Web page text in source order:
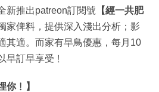
新推出patreon訂閱號 【經一共肥
家俾料，提供深入淺出分析；影
其適。而家有早鳥優惠，每月10
早訂早享受﹗
你﹗】